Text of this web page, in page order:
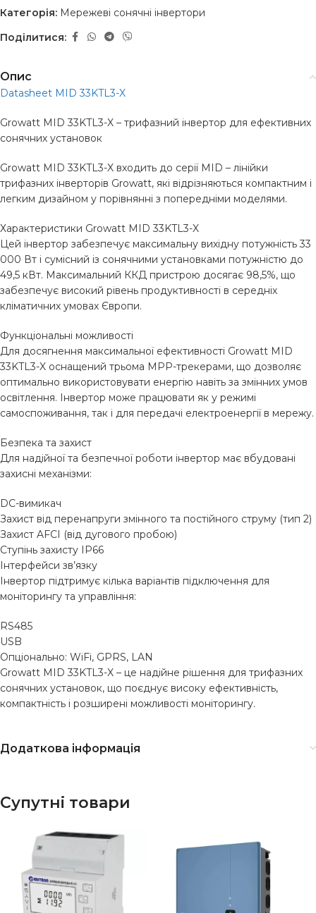
Категорія: Мережеві сонячні інвертори
Поділитися:
Опис
Datasheet MID 33KTL3-X
Growatt MID 33KTL3-X – трифазний інвертор для ефективних
сонячних установок
Growatt MID 33KTL3-X входить до серії MID – лінійки
трифазних інверторів Growatt, які відрізняються компактним і
легким дизайном у порівнянні з попередніми моделями.
Характеристики Growatt MID 33KTL3-X
Цей інвертор забезпечує максимальну вихідну потужність 33
000 Вт і сумісний із сонячними установками потужністю до
49,5 кВт. Максимальний ККД пристрою досягає 98,5%, що
забезпечує високий рівень продуктивності в середніх
кліматичних умовах Європи.
Функціональні можливості
Для досягнення максимальної ефективності Growatt MID
33KTL3-X оснащений трьома MPP-трекерами, що дозволяє
оптимально використовувати енергію навіть за змінних умов
освітлення. Інвертор може працювати як у режимі
самоспоживання, так і для передачі електроенергії в мережу.
Безпека та захист
Для надійної та безпечної роботи інвертор має вбудовані
захисні механізми:
DC-вимикач
Захист від перенапруги змінного та постійного струму (тип 2)
Захист AFCI (від дугового пробою)
Ступінь захисту IP66
Інтерфейси зв’язку
Інвертор підтримує кілька варіантів підключення для
моніторингу та управління:
RS485
USB
Опціонально: WiFi, GPRS, LAN
Growatt MID 33KTL3-X – це надійне рішення для трифазних
сонячних установок, що поєднує високу ефективність,
компактність і розширені можливості моніторингу.
Додаткова інформація
Супутні товари